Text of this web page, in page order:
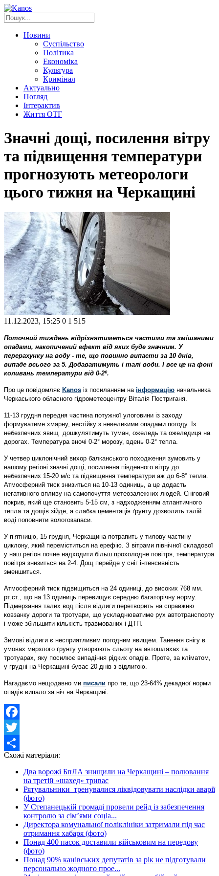
Новини
Суспільство
Політика
Економіка
Культура
Кримінал
Актуально
Погляд
Інтерактив
Життя ОТГ
Значні дощі, посилення вітру
та підвищення температури
прогнозують метеорологи
цього тижня на Черкащині
11.12.2023, 15:25 0 1 515
Поточний тиждень відрізнятиметься частими та змішаними
опадами, накопичений ефект від яких буде значним. У
перерахунку на воду - те, що повинно випасти за 10 днів,
випаде всього за 5. Додаватимуть і талі води. І все це на фоні
коливань температури від 0-2º.
Про це повідомляє Kanos із посиланням на інформацію начальника
Черкаського обласного гідрометеоцентру Віталія Постриганя.
11-13 грудня передня частина потужної улоговини із заходу
формуватиме хмарну, нестійку з невеликими опадами погоду. Із
небезпечних явищ дошкулятимуть туман, ожеледь та ожеледиця на
дорогах. Температура вночі 0-2° морозу, вдень 0-2° тепла.
У четвер циклонічний вихор балканського походження зумовить у
нашому регіоні значні дощі, посилення південного вітру до
небезпечних 15-20 м/с та підвищення температури аж до 6-8° тепла.
Атмосферний тиск знизиться на 10-13 одиниць, а це додасть
негативного впливу на самопочуття метеозалежних людей. Сніговий
покрив, який ще становить 5-15 см, з надходженням атлантичного
тепла та дощів зійде, а слабка цементація ґрунту дозволить талій
воді поповнити вологозапаси.
У п’ятницю, 15 грудня, Черкащина потрапить у тилову частину
циклону, який переміститься на ерефію. З вітрами північної складової
у наш регіон почне надходити більш прохолодне повітря, температура
повітря знизиться на 2-4. Дощ перейде у сніг інтенсивність
зменшиться.
Атмосферний тиск підвищиться на 24 одиниці, до високих 768 мм.
рт.ст., що на 13 одиниць перевищує середню багаторічну норму.
Підмерзання талих вод після відлиги перетворить на справжню
ковзанку дороги та тротуари, що ускладнюватиме рух автотранспорту
і може збільшити кількість травмованих і ДТП.
Зимові відлиги є несприятливим погодним явищем. Танення снігу в
умовах мерзлого ґрунту утворюють сльоту на автошляхах та
тротуарах, яку посилює випадіння рідких опадів. Проте, за кліматом,
у грудні на Черкащині буває 20 днів з відлигою.
Нагадаємо нещодавно ми писали про те, що 23-64% декадної норми
опадів випало за ніч на Черкащині.
Facebook
Twitter
Share
Схожі матеріали:
Два ворожі БпЛА знищили на Черкащині – полювання
на третій «шахед» триває
Рятувальники тренувалися ліквідовувати наслідки аварії
(фото)
У Степанецькій громаді провели рейд із забезпечення
контролю за сім’ями соціа...
Директора комунальної поліклініки затримали під час
отримання хабаря (фото)
Понад 400 пасок доставили військовим на передову
(фото)
Понад 90% канівських депутатів за рік не підготували
персонально жодного прое...